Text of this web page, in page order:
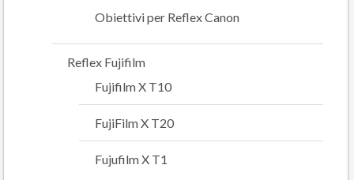
Obiettivi per Reflex Canon
Reflex Fujifilm
Fujifilm X T10
FujiFilm X T20
Fujufilm X T1